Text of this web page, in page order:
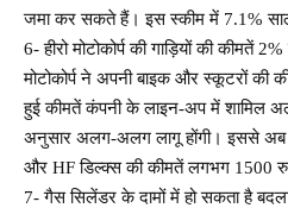
जमा कर सकते हैं। इस स्कीम में 7.1%
6- हीरो मोटोकोर्प की गाड़ियों की कीमतें 2%
मोटोकोर्प ने अपनी बाइक और स्कूटरों की
हुई कीमतें कंपनी के लाइन-अप में शामिल
अनुसार अलग-अलग लागू होंगी। इससे अब
और HF डिल्क्स की कीमतें लगभग 1500
7- गैस सिलेंडर के दामों में हो सकता है